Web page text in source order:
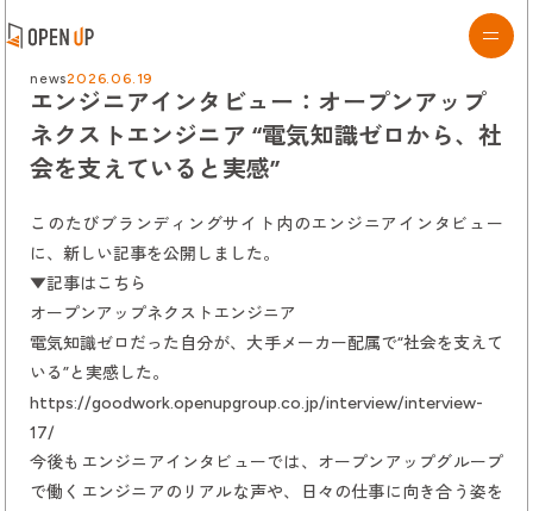
news2026.06.19
エンジニアインタビュー：オープンアップ
ネクストエンジニア “電気知識ゼロから、社
会を支えていると実感”
このたびブランディングサイト内のエンジニアインタビュー
に、新しい記事を公開しました。
▼記事はこちら
オープンアップネクストエンジニア
電気知識ゼロだった自分が、大手メーカー配属で“社会を支えて
いる”と実感した。
https://goodwork.openupgroup.co.jp/interview/interview-
17/
今後もエンジニアインタビューでは、オープンアップグループ
で働くエンジニアのリアルな声や、日々の仕事に向き合う姿を